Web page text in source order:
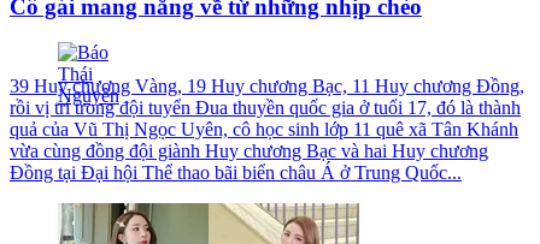
Cô gái mang nắng về từ những nhịp chèo
39 Huy chương Vàng, 19 Huy chương Bạc, 11 Huy chương Đồng,
rồi vị trí trong đội tuyển Đua thuyền quốc gia ở tuổi 17, đó là thành
quả của Vũ Thị Ngọc Uyên, cô học sinh lớp 11 quê xã Tân Khánh
vừa cùng đồng đội giành Huy chương Bạc và hai Huy chương
Đồng tại Đại hội Thể thao bãi biển châu Á ở Trung Quốc...